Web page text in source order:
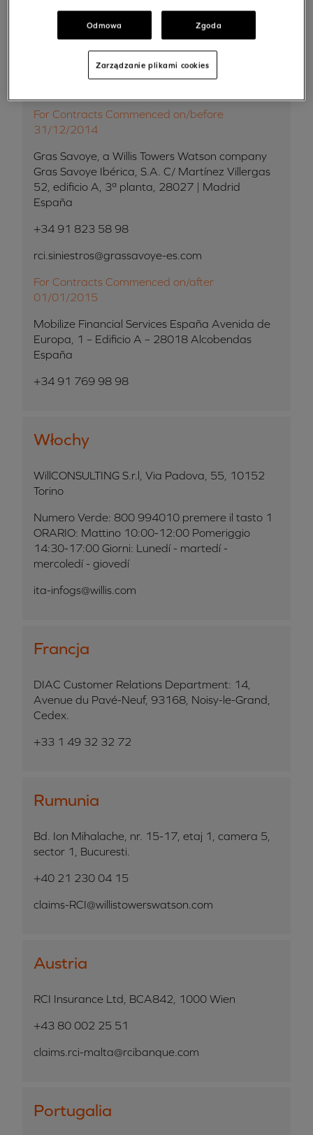
Hiszpania
For Contracts Commenced on/before
31/12/2014
Gras Savoye, a Willis Towers Watson company
Gras Savoye Ibérica, S.A. C/ Martínez Villergas
52, edificio A, 3ª planta, 28027 | Madrid
España
+34 91 823 58 98
rci.siniestros@grassavoye-es.com
For Contracts Commenced on/after
01/01/2015
Mobilize Financial Services España Avenida de
Europa, 1 – Edificio A – 28018 Alcobendas
España
+34 91 769 98 98
Włochy
WillCONSULTING S.r.l, Via Padova, 55, 10152
Torino
Numero Verde: 800 994010 premere il tasto 1
ORARIO: Mattino 10:00-12:00 Pomeriggio
14:30-17:00 Giorni: Lunedí - martedí -
mercoledí - giovedí
ita-infogs@willis.com
Francja
DIAC Customer Relations Department: 14,
Avenue du Pavé-Neuf, 93168, Noisy-le-Grand,
Cedex.
+33 1 49 32 32 72
Rumunia
Bd. Ion Mihalache, nr. 15-17, etaj 1, camera 5,
sector 1, Bucuresti.
+40 21 230 04 15
claims-RCI@willistowerswatson.com
Austria
RCI Insurance Ltd, BCA842, 1000 Wien
+43 80 002 25 51
claims.rci-malta@rcibanque.com
Portugalia
Odmowa Zgoda
Zarządzanie plikami cookies